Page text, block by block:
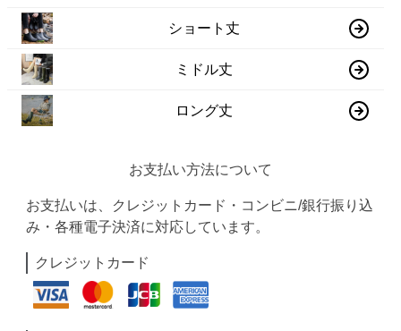
ショート丈
ミドル丈
ロング丈
お支払い方法について
お支払いは、クレジットカード・コンビニ/銀行振り込
み・各種電子決済に対応しています。
クレジットカード